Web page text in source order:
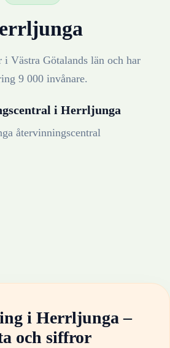
Västra Götalands län och har
9 000 invånare.
i Herrljunga
återvinningscentral
i Herrljunga–
och siffror